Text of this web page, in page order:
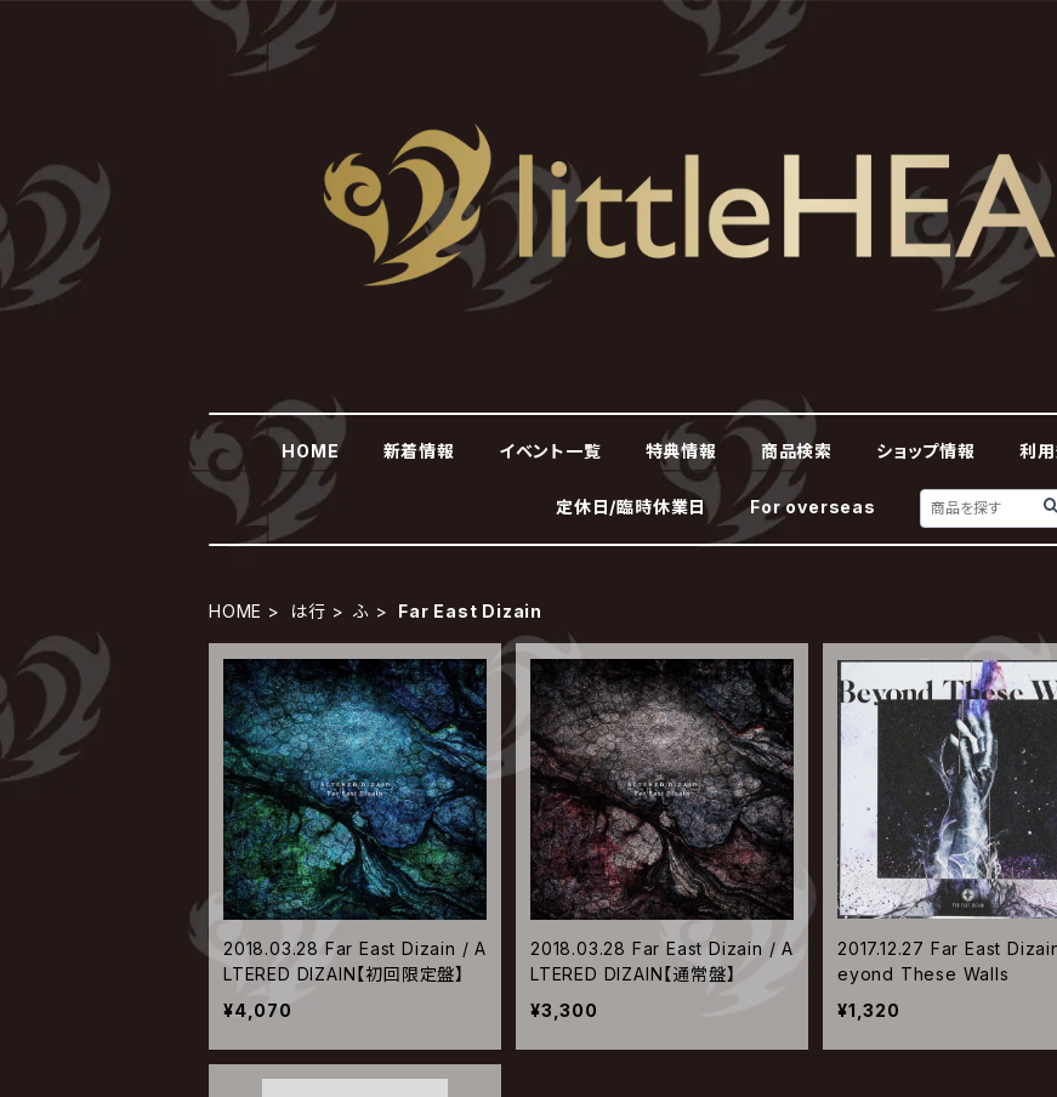
HOME 新着情報 イベント一覧 特典情報 商品検索 ショップ情報 利
定休日/臨時休業日 For overseas
HOME は行 ふ Far East Dizain
2018.03.28 Far East Dizain / A
LTERED DIZAIN【初回限定盤】
¥4,070
2018.03.28 Far East Dizain / A
LTERED DIZAIN【通常盤】
¥3,300
2017.12.27 Far East
eyond These Walls
¥1,320